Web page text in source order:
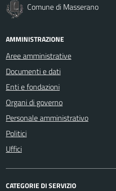
Comune di Masserano
AMMINISTRAZIONE
Aree amministrative
Documenti e dati
Enti e fondazioni
Organi di governo
Personale amministrativo
Politici
Uffici
CATEGORIE DI SERVIZIO